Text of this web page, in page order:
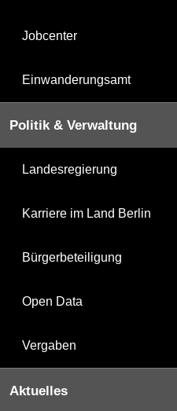
Jobcenter
Einwanderungsamt
Politik & Verwaltung
Landesregierung
Karriere im Land Berlin
Bürgerbeteiligung
Open Data
Vergaben
Aktuelles